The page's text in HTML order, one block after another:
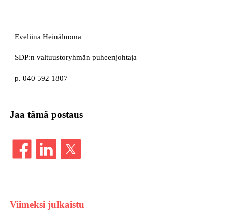
Eveliina Heinäluoma
SDP:n valtuustoryhmän puheenjohtaja
p. 040 592 1807
Jaa tämä postaus
Viimeksi julkaistu